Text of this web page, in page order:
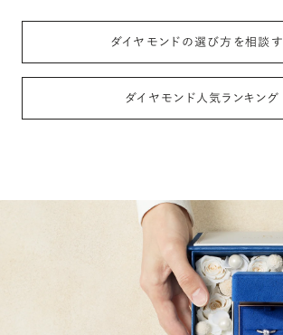
ダイヤモンドの選び方を相談す
ダイヤモンド人気ランキング